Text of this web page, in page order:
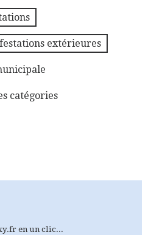
extérieures
catégories
en un clic...